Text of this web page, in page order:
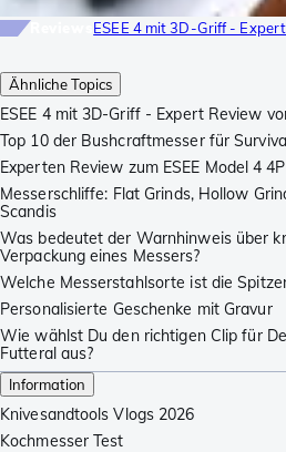
Ähnliche Topics
ESEE 4 mit 3D-Griff - Expert Review
Top 10 der Bushcraftmesser für
Experten Review zum ESEE Model 4
Messerschliffe: Flat Grinds, Hollow
Scandis
Was bedeutet der Warnhinweis über
Verpackung eines Messers?
Welche Messerstahlsorte ist die
Personalisierte Geschenke mit Gravur
Wie wählst Du den richtigen Clip für
Futteral aus?
Information
Knivesandtools Vlogs 2026
Kochmesser Test
ESEE 4 mit 3D-Griff -